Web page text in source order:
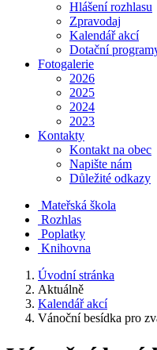
Hlášení rozhlasu
Zpravodaj
Kalendář akcí
Dotační
Fotogalerie
2026
2025
2024
2023
Kontakty
Kontakt na obec
Napište nám
Důležité odkazy
Mateřská škola
Rozhlas
Poplatky
Knihovna
Úvodní stránka
Aktuálně
Kalendář akcí
Vánoční besídka pro